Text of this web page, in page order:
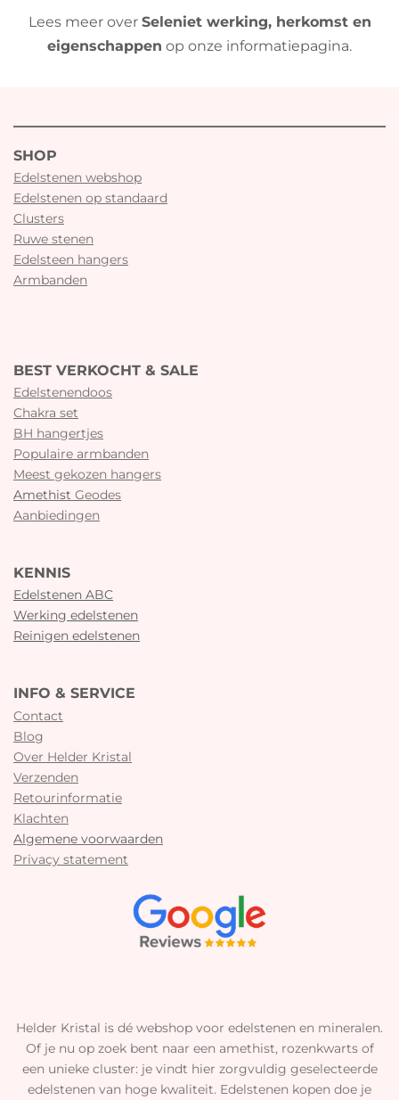
Lees meer over Seleniet werking, herkomst en
eigenschappen op onze informatiepagina.
SHOP
Edelstenen webshop
Edelstenen op standaard
Clusters
Ruwe stenen
Edelsteen hangers
Armbanden
BEST VERKOCHT & SALE
Edelstenendoos
Chakra set
BH hangertjes
Populaire armbanden
Meest gekozen hangers
Amethist Geodes
Aanbiedingen
KENNIS
Edelstenen ABC
Werking edelstenen
Reinigen edelstenen
INFO & SERVICE
Contact
Blog
Over Helder Kristal
Verzenden
Retourinformatie
Klachten
Algemene voorwaarden
Privacy statement
Helder Kristal is dé webshop voor edelstenen en mineralen.
Of je nu op zoek bent naar een amethist, rozenkwarts of
een unieke cluster: je vindt hier zorgvuldig geselecteerde
edelstenen van hoge kwaliteit. Edelstenen kopen doe je